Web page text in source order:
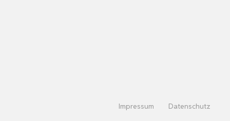
Impressum Datenschutz